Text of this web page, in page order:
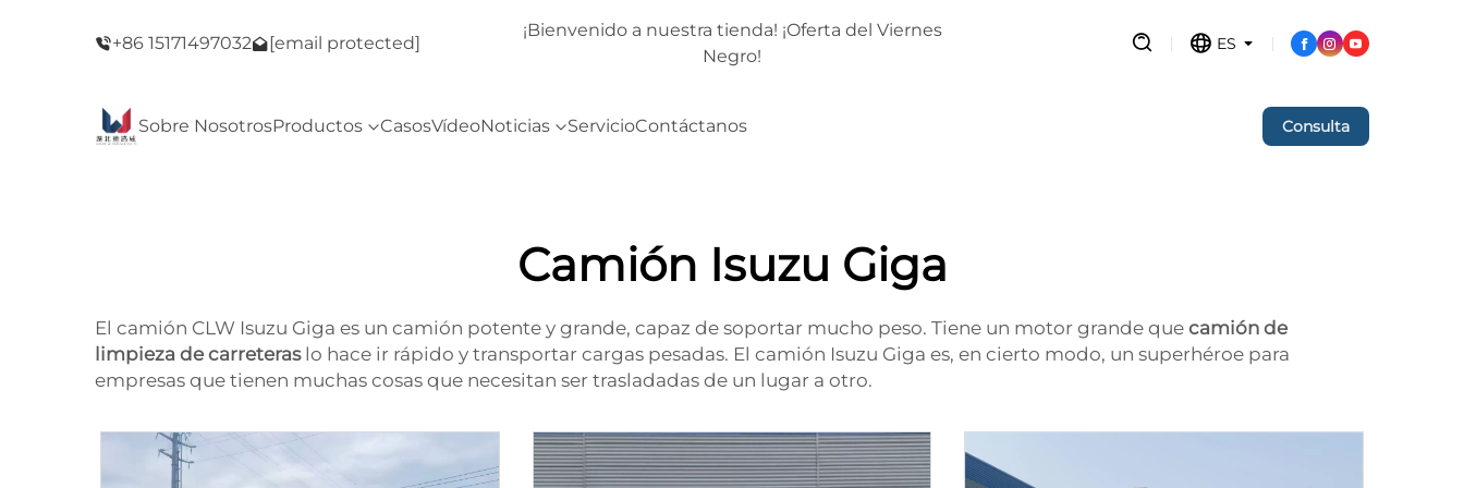
+86 15171497032 [email protected]
Negro!
¡Bienvenido a nuestra tienda! ¡Oferta del Viernes
Negro!
ES
Sobre NosotrosProductos CasosVídeoNoticias ServicioContáctanos Consulta
Camión Isuzu Giga
El camión CLW Isuzu Giga es un camión potente y grande, capaz de soportar mucho peso. Tiene un motor grande que camión de
limpieza de carreteras lo hace ir rápido y transportar cargas pesadas. El camión Isuzu Giga es, en cierto modo, un superhéroe para
empresas que tienen muchas cosas que necesitan ser trasladadas de un lugar a otro.